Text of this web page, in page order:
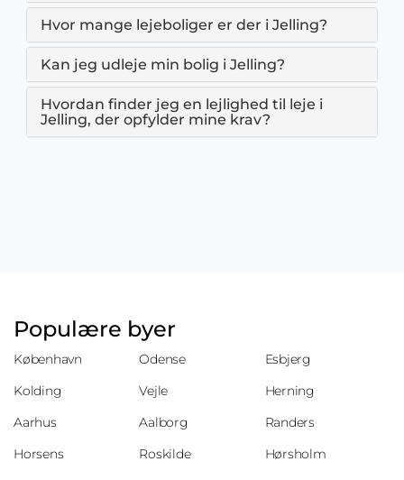
Hvor mange lejeboliger er der i Jelling?
Kan jeg udleje min bolig i Jelling?
Hvordan finder jeg en lejlighed til leje i
Jelling, der opfylder mine krav?
Populære byer
København Odense
Esbjerg
Kolding
Vejle
Herning
Aarhus
Aalborg
Randers
Horsens
Roskilde Hørsholm